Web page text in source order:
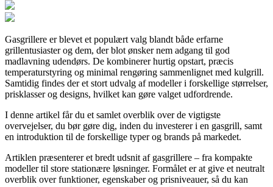
Gasgrillere er blevet et populært valg blandt både erfarne
grillentusiaster og dem, der blot ønsker nem adgang til god
madlavning udendørs. De kombinerer hurtig opstart, præcis
temperaturstyring og minimal rengøring sammenlignet med kulgrill.
Samtidig findes der et stort udvalg af modeller i forskellige størrelser,
prisklasser og designs, hvilket kan gøre valget udfordrende.
I denne artikel får du et samlet overblik over de vigtigste
overvejelser, du bør gøre dig, inden du investerer i en gasgrill, samt
en introduktion til de forskellige typer og brands på markedet.
Artiklen præsenterer et bredt udsnit af gasgrillere – fra kompakte
modeller til store stationære løsninger. Formålet er at give et neutralt
overblik over funktioner, egenskaber og prisniveauer, så du kan